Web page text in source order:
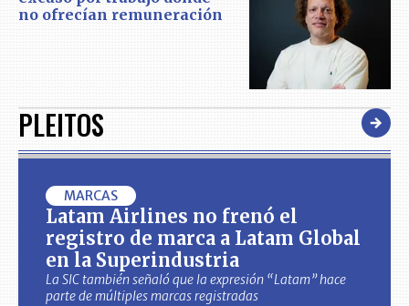
no ofrecían remuneración
PLEITOS
MARCAS
Latam Airlines no frenó el
registro de marca a Latam Global
en la Superindustria
La SIC también señaló que la expresión “Latam” hace
parte de múltiples marcas registradas